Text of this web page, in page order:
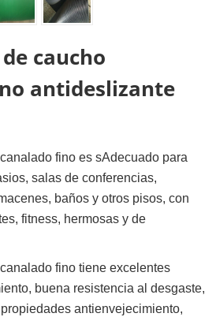
caucho
antideslizante
fino es sAdecuado para
salas de conferencias,
baños y otros pisos, con
fitness, hermosas y de
fino tiene excelentes
buena resistencia al desgaste,
antienvejecimiento,